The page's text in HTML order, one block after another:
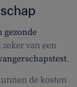
gezonde
van een
.
de kosten